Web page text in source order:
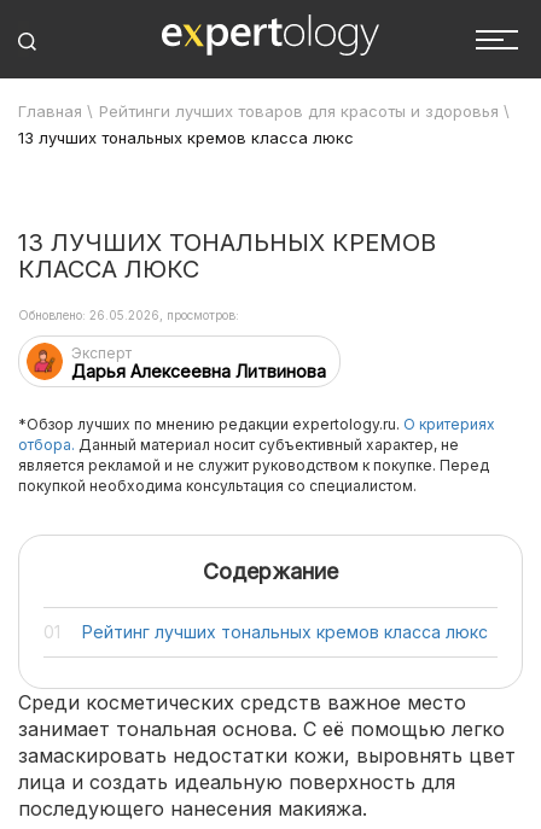
Главная \ Рейтинги лучших товаров для красоты и здоровья \
13 лучших тональных кремов класса люкс
13 ЛУЧШИХ ТОНАЛЬНЫХ КРЕМОВ
КЛАССА ЛЮКС
Эксперт
Дарья Алексеевна Литвинова
Обновлено: 26.05.2026, просмотров:
*Обзор лучших по мнению редакции expertology.ru. О критериях
отбора. Данный материал носит субъективный характер, не
является рекламой и не служит руководством к покупке. Перед
покупкой необходима консультация со специалистом.
Содержание
Рейтинг лучших тональных кремов класса люкс
Среди косметических средств важное место
занимает тональная основа. С её помощью легко
замаскировать недостатки кожи, выровнять цвет
лица и создать идеальную поверхность для
последующего нанесения макияжа.